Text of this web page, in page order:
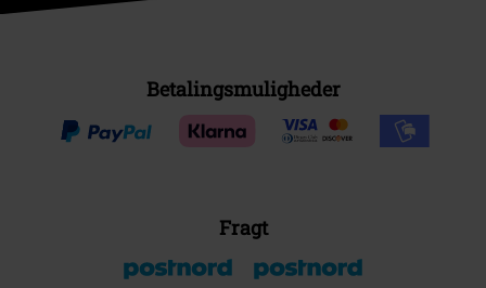
Betalingsmuligheder
Fragt